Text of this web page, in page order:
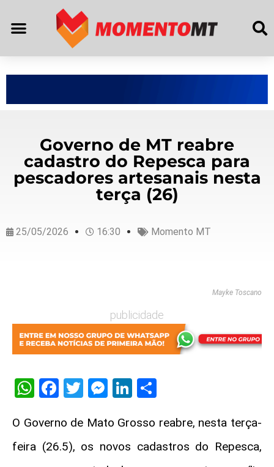
Governo de MT reabre
cadastro do Repesca para
pescadores artesanais nesta
terça (26)
25/05/2026 16:30 Momento MT
Mayke Toscano
publicidade
WhatsApp
Facebook
Twitter
Messenger
LinkedIn
O Governo de Mato Grosso reabre, nesta terça-
feira (26.5), os novos cadastros do Repesca,